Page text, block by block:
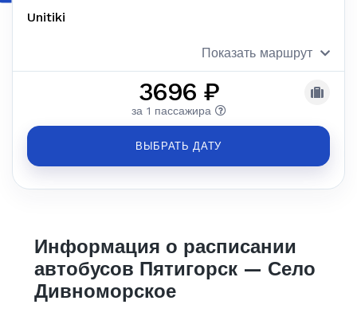
Unitiki
Показать маршрут
3696 ₽
за 1 пассажира
ВЫБРАТЬ ДАТУ
Информация о расписании
автобусов Пятигорск — Село
Дивноморское